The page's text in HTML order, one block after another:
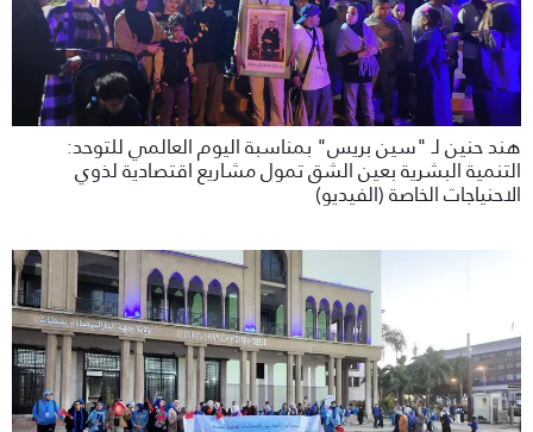
هند حنين لـ "سين بريس" بمناسبة اليوم العالمي للتوحد:
التنمية البشرية بعين الشق تمول مشاريع اقتصادية لذوي
الاحنياجات الخاصة (الفيديو)